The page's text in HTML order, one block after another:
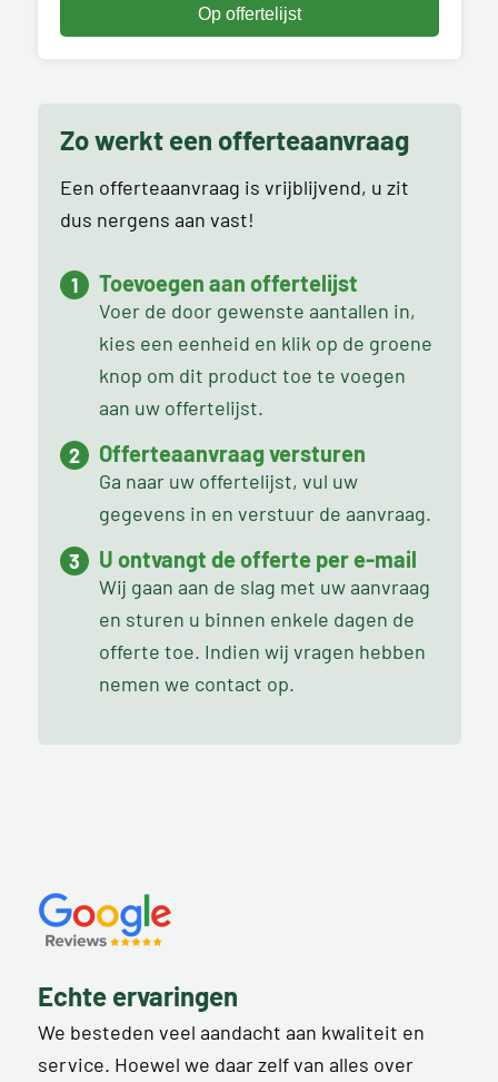
Zo werkt een offerteaanvraag
Een offerteaanvraag is vrijblijvend, u zit
dus nergens aan vast!
Toevoegen aan offertelijst
Voer de door gewenste aantallen in,
kies een eenheid en klik op de groene
knop om dit product toe te voegen
aan uw offertelijst.
Offerteaanvraag versturen
Ga naar uw offertelijst, vul uw
gegevens in en verstuur de aanvraag.
U ontvangt de offerte per e-mail
Wij gaan aan de slag met uw aanvraag
en sturen u binnen enkele dagen de
offerte toe. Indien wij vragen hebben
nemen we contact op.
Echte ervaringen
We besteden veel aandacht aan kwaliteit en
service. Hoewel we daar zelf van alles over